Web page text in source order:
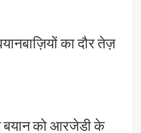
का दौर तेज़
बयान को आरजेडी के